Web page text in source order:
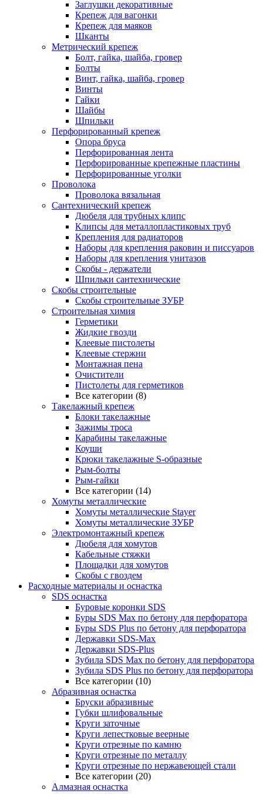
Заглушки декоративные
Крепеж для вагонки
Крепеж для маяков
Шканты
Метрический крепеж
Болт, гайка, шайба, гровер
Болты
Винт, гайка, шайба, гровер
Винты
Гайки
Шайбы
Шпильки
Перфорированный крепеж
Опора бруса
Перфорированная лента
Перфорированные крепежные пластины
Перфорированные уголки
Проволока
Проволока вязальная
Сантехнический крепеж
Дюбеля для трубных клипс
Клипсы для металлопластиковых труб
Крепления для радиаторов
Наборы для крепления раковин и писсуаров
Наборы для крепления унитазов
Скобы - держатели
Шпильки сантехнические
Скобы строительные
Скобы строительные ЗУБР
Строительная химия
Герметики
Жидкие гвозди
Клеевые пистолеты
Клеевые стержни
Монтажная пена
Очистители
Пистолеты для герметиков
Все категории (8)
Такелажный крепеж
Блоки такелажные
Зажимы троса
Карабины такелажные
Коуши
Крюки такелажные S-образные
Рым-болты
Рым-гайки
Все категории (14)
Хомуты металлические
Хомуты металлические Stayer
Хомуты металлические ЗУБР
Электромонтажный крепеж
Дюбеля для хомутов
Кабельные стяжки
Площадки для хомутов
Скобы с гвоздем
Расходные материалы и оснастка
SDS оснастка
Буровые коронки SDS
Буры SDS Max по бетону для перфоратора
Буры SDS Plus по бетону для перфоратора
Державки SDS-Max
Державки SDS-Plus
Зубила SDS Mах по бетону для перфоратора
Зубила SDS Plus по бетону для перфоратора
Все категории (10)
Абразивная оснастка
Бруски абразивные
Губки шлифовальные
Круги заточные
Круги лепестковые веерные
Круги отрезные по камню
Круги отрезные по металлу
Круги отрезные по нержавеющей стали
Все категории (20)
Алмазная оснастка